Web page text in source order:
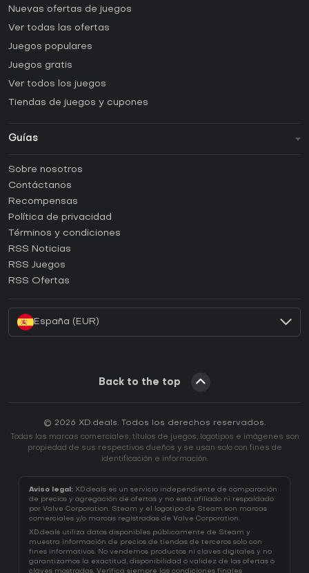
Nuevas ofertas de juegos
Ver todas las ofertas
Juegos populares
Juegos gratis
Ver todos los juegos
Tiendas de juegos y cupones
Guías
Guías y tutoriales
¿Cómo activar una CD Key de Steam?
¿Cómo activar una CD Key de Epic Games?
¿Cómo activar una CD Key de GOG?
¿Cómo activar una CD Key de Ubisoft Connect?
Sobre nosotros
Contáctanos
Recompensas
Política de privacidad
Términos y condiciones
RSS Noticias
RSS Juegos
RSS Ofertas
España (EUR)
Back to the top
© 2026 XD.deals. Todos los derechos reservados.
Todas las marcas comerciales, títulos de juegos, logotipos e imágenes son
propiedad de sus respectivos dueños y se usan solo con fines de
identificación e información.
Aviso legal: XD.deals es un servicio independiente de comparación
de precios y agregación de ofertas y no está afiliado ni respaldado
por Valve Corporation. Steam y el logotipo de Steam son marcas
comerciales y/o marcas registradas de Valve Corporation.
XD.deals utiliza datos disponibles públicamente de Steam y
muestra información de precios de tiendas de terceros solo con
fines informativos. No vendemos productos ni claves digitales y no
garantizamos la exactitud, disponibilidad o validez de las ofertas o
claves mostradas. Verifica siempre las condiciones finales